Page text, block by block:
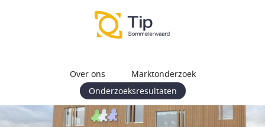
Over ons
Marktonderzoek
Onderzoeksresultaten